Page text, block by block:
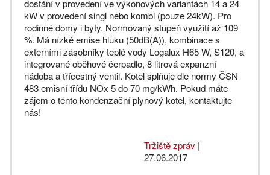
dostání v provedení ve výkonových variantách 14 a 24
kW v provedení singl nebo kombi (pouze 24kW). Pro
rodinné domy i byty. Normovaný stupeň využití až 109
%. Má nízké emise hluku (50dB(A)), kombinace s
externími zásobníky teplé vody Logalux H65 W, S120, a
integrované oběhové čerpadlo, 8 litrová expanzní
nádoba a třícestný ventil. Kotel splňuje dle normy ČSN
483 emisní třídu NOx 5 do 70 mg/kWh. Pokud máte
zájem o tento kondenzační plynový kotel, kontaktujte
nás!
Tržiště zpráv |
27.06.2017